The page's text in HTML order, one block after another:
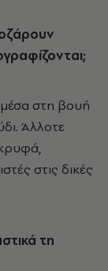
στη βουή
Άλλοτε
στις δικές
τη